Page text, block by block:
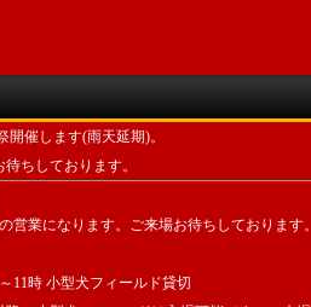
開催します(雨天延期)。
ちしております。
営業になります。ご来場お待ちしております。
時 小型犬フィールド貸切